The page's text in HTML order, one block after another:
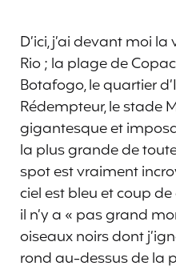
D’ici, j’ai devant moi
Rio ; la plage de
Botafogo, le quartier
Rédempteur, le stade
gigantesque et
la plus grande de
spot est vraiment
ciel est bleu et coup
il n’y a « pas grand
oiseaux noirs dont
rond au-dessus de la